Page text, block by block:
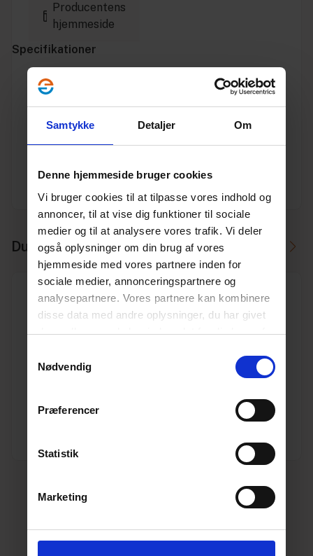
Samtykke Detaljer Om
Denne hjemmeside bruger cookies
Vi bruger cookies til at tilpasse vores indhold og
annoncer, til at vise dig funktioner til sociale
medier og til at analysere vores trafik. Vi deler
også oplysninger om din brug af vores
hjemmeside med vores partnere inden for
sociale medier, annonceringspartnere og
analysepartnere. Vores partnere kan kombinere
disse data med andre oplysninger, du har givet
dem, eller som de har indsamlet fra din brug af
Nødvendig
Præferencer
Statistik
Marketing
Producentens
hjemmeside
Specifikationer
Varenummer
Vægt
Du skal måske også bruge
Varenr. 10199239